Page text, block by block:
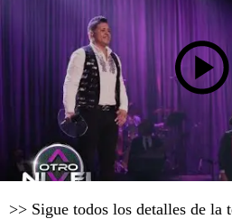
>> Sigue todos los detalles de la